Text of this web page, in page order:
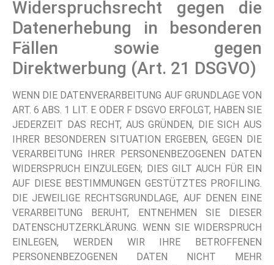
Widerspruchsrecht gegen die
Datenerhebung in besonderen
Fällen sowie gegen
Direktwerbung (Art. 21 DSGVO)
WENN DIE DATENVERARBEITUNG AUF GRUNDLAGE VON
ART. 6 ABS. 1 LIT. E ODER F DSGVO ERFOLGT, HABEN SIE
JEDERZEIT DAS RECHT, AUS GRÜNDEN, DIE SICH AUS
IHRER BESONDEREN SITUATION ERGEBEN, GEGEN DIE
VERARBEITUNG IHRER PERSONENBEZOGENEN DATEN
WIDERSPRUCH EINZULEGEN; DIES GILT AUCH FÜR EIN
AUF DIESE BESTIMMUNGEN GESTÜTZTES PROFILING.
DIE JEWEILIGE RECHTSGRUNDLAGE, AUF DENEN EINE
VERARBEITUNG BERUHT, ENTNEHMEN SIE DIESER
DATENSCHUTZERKLÄRUNG. WENN SIE WIDERSPRUCH
EINLEGEN, WERDEN WIR IHRE BETROFFENEN
PERSONENBEZOGENEN DATEN NICHT MEHR